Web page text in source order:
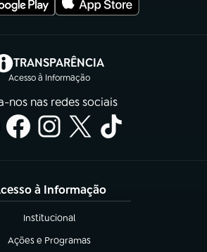
TRANSPARÊNCIA
Acesso à Informação
(abre em nova aba)
nos nas redes sociais
à Informação
Institucional
(abre em nova aba)
Ações e Programas
(abre em nova aba)